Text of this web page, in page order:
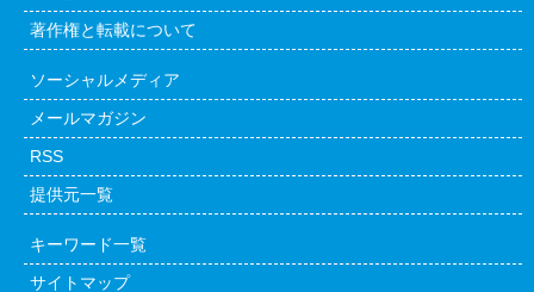
著作権と転載について
ソーシャルメディア
メールマガジン
RSS
提供元一覧
キーワード一覧
サイトマップ